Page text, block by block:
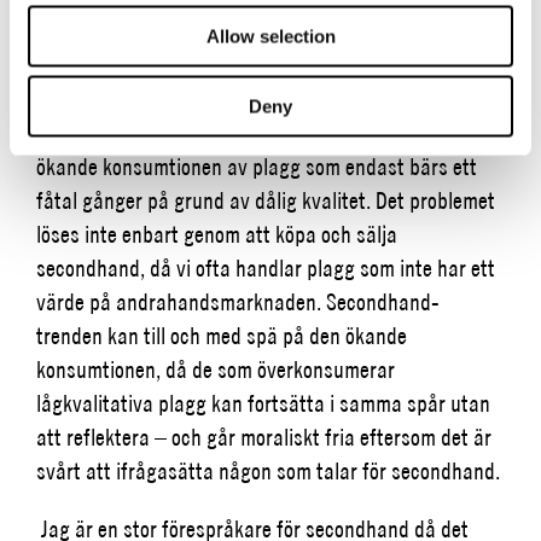
Allow selection
Deny
Secondhand är ett av de mest hållbara alternativen
inom klädkonsumtion och mode – är det lösningen på
modeindustrins hållbarhetsutmaningar?
Grundproblemet är dagens överkonsumtion och den
ökande konsumtionen av plagg som endast bärs ett
fåtal gånger på grund av dålig kvalitet. Det problemet
löses inte enbart genom att köpa och sälja
secondhand, då vi ofta handlar plagg som inte har ett
värde på andrahandsmarknaden. Secondhand-
trenden kan till och med spä på den ökande
konsumtionen, då de som överkonsumerar
lågkvalitativa plagg kan fortsätta i samma spår utan
att reflektera – och går moraliskt fria eftersom det är
svårt att ifrågasätta någon som talar för secondhand.
Jag är en stor förespråkare för secondhand då det